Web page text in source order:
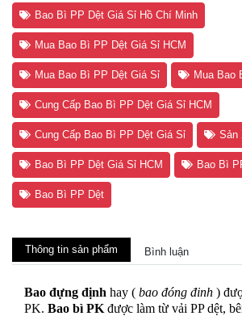
Bao Bì PP Dệt Giá Sỉ Hồ Chí Minh
Mua Bao Bì PP Dệt Giá Sỉ HCM
Mua Bao Bì PP Dệt Giá Sỉ Mua Bao
Cung Cấp Bao Bì PP Dệt Giá Sỉ HCM
Cung Cấp Bao Bì PP Dệt Giá Sỉ Sản
Bao Bì PP Dệt Giá Sỉ HCM Bao Bì
Bao Bì PP Dệt
Thông tin sản phẩm Bình luận
Bao đựng định hay ( bao đóng đinh )
PK. Bao bì PK được làm từ vải PP dệt,